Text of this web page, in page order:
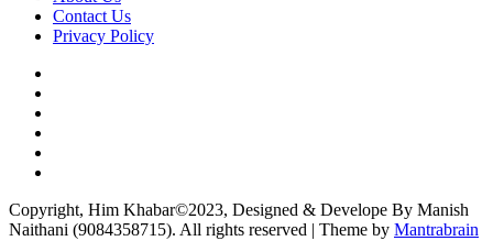
Contact Us
Privacy Policy
Copyright, Him Khabar©2023, Designed & Develope By Manish
Naithani (9084358715). All rights reserved | Theme by Mantrabrain